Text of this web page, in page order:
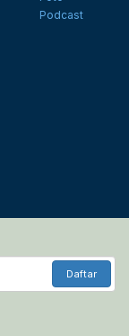
Podcast
Daftar